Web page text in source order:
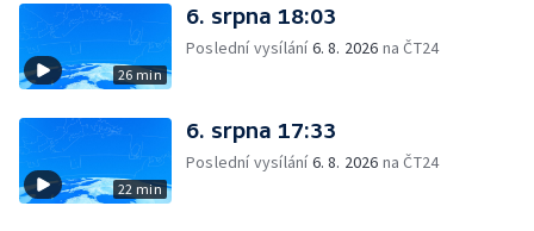
26 min
6. srpna 18:03
Poslední vysílání6. 8. 2026 na ČT24
22 min
6. srpna 17:33
Poslední vysílání6. 8. 2026 na ČT24